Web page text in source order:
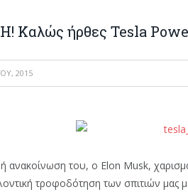
Καλώς ήρθες Tesla
2015
ανακοίνωση του, o Elon Musk,
τροφοδότηση των σπιτιών μας